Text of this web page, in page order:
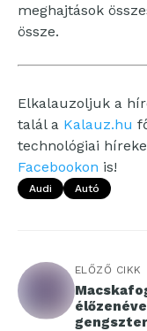
meghajtások
össze.
Elkalauzoljuk a
talál a Kalauz.hu
technológiai
Facebookon is!
Audi Autó
ELŐZŐ CIKK